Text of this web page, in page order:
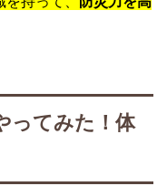
ってみた！体